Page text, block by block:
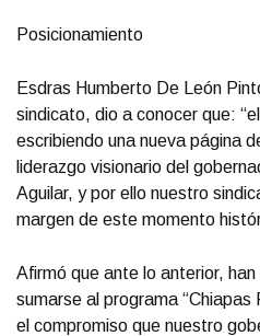
Posicionamiento
Esdras Humberto De León
sindicato, dio a conocer que:
escribiendo una nueva página
liderazgo visionario del
Aguilar, y por ello nuestro
margen de este momento
Afirmó que ante lo anterior,
sumarse al programa “Chiapas
el compromiso que nuestro